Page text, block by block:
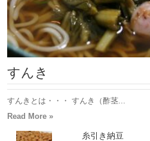
すんき
すんきとは・・・ すんき（酢茎...
Read More »
糸引き納豆